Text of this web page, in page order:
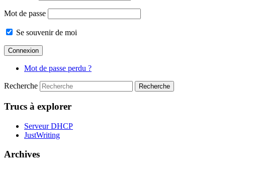
Mot de passe
Se souvenir de moi
Mot de passe perdu ?
Recherche
Trucs à explorer
Serveur DHCP
JustWriting
Archives